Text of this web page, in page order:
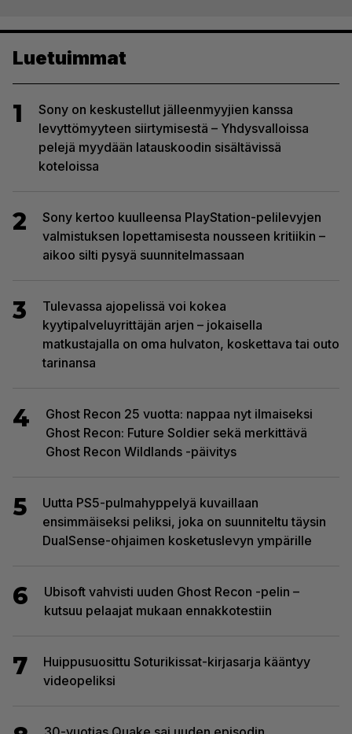
Luetuimmat
1
Sony on keskustellut jälleenmyyjien kanssa
levyttömyyteen siirtymisestä – Yhdysvalloissa
pelejä myydään latauskoodin sisältävissä
koteloissa
2
Sony kertoo kuulleensa PlayStation-pelilevyjen
valmistuksen lopettamisesta nousseen kritiikin –
aikoo silti pysyä suunnitelmassaan
3
Tulevassa ajopelissä voi kokea
kyytipalveluyrittäjän arjen – jokaisella
matkustajalla on oma hulvaton, koskettava tai outo
tarinansa
4
Ghost Recon 25 vuotta: nappaa nyt ilmaiseksi
Ghost Recon: Future Soldier sekä merkittävä
Ghost Recon Wildlands -päivitys
5
Uutta PS5-pulmahyppelyä kuvaillaan
ensimmäiseksi peliksi, joka on suunniteltu täysin
DualSense-ohjaimen kosketuslevyn ympärille
6
Ubisoft vahvisti uuden Ghost Recon -pelin –
kutsuu pelaajat mukaan ennakkotestiin
7
Huippusuosittu Soturikissat-kirjasarja kääntyy
videopeliksi